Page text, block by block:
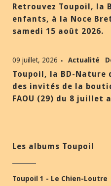
Retrouvez Toupoil, la
enfants, à la Noce
samedi 15 août 2026.
09 juillet, 2026 Actualité
Toupoil, la BD-Nature
des invités de la
FAOU (29) du 8 juillet
Les albums Toupoil
Toupoil 1 - Le Chien-Loutre